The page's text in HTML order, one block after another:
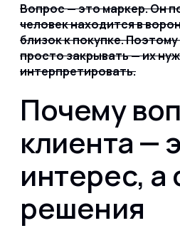
Вопрос — это маркер. Он
человек находится в
близок к покупке.
просто закрывать — их
интерпретировать.
Почему
клиента —
интерес, а
решения